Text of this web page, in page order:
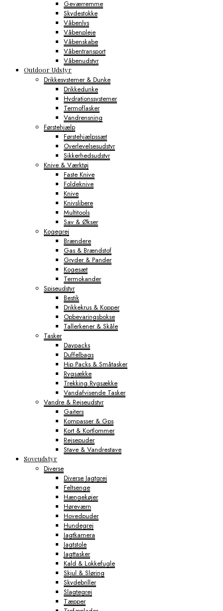
Geværremme
Skydestokke
Våbenlys
Våbenpleje
Våbenskabe
Våbentransport
Våbenudstyr
Outdoor Udstyr
Drikkesystemer & Dunke
Drikkedunke
Hydrationssystemer
Termoflasker
Vandrensning
Førstehjælp
Førstehjælpssæt
Overlevelsesudstyr
Sikkerhedsudstyr
Knive & Værktøj
Faste Knive
Foldeknive
Knive
Knivslibere
Multitools
Sav & Økser
Kogegrej
Brændere
Gas & Brændstof
Gryder & Pander
Kogesæt
Termokander
Spiseudstyr
Bestik
Drikkekrus & Kopper
Opbevaringsbokse
Tallerkener & Skåle
Tasker
Daypacks
Duffelbags
Hip Packs & Småtasker
Rygsække
Trekking Rygsække
Vandafvisende Tasker
Vandre & Rejseudstyr
Gaiters
Kompasser & Gps
Kort & Kortlommer
Rejsepuder
Stave & Vandrestave
Soveudstyr
Diverse
Diverse Jagtgrej
Feltsenge
Hængekøjer
Høreværn
Hovedpuder
Hundegrej
Jagtkamera
Jagtstole
Jagttasker
Kald & Lokkefugle
Skjul & Sløring
Skydebriller
Slagtegrej
Tæpper